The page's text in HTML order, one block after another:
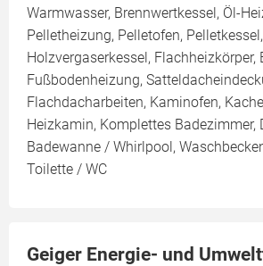
Warmwasser, Brennwertkessel, Öl-
Pelletheizung, Pelletofen,
Holzvergaserkessel, Flachheizkörper,
Fußbodenheizung,
Flachdacharbeiten, Kaminofen,
Heizkamin, Komplettes Badezimmer,
Badewanne / Whirlpool,
Toilette / WC
Geiger Energie- und